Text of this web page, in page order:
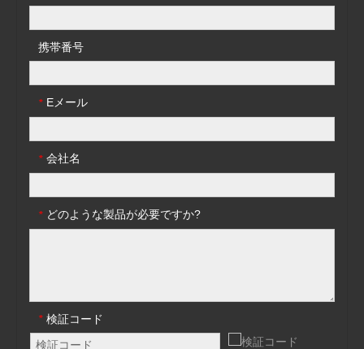
携帯番号
* Eメール
* 会社名
* どのような製品が必要ですか?
* 検証コード